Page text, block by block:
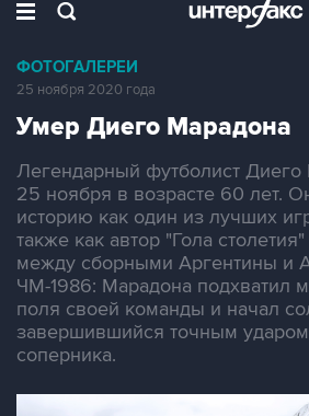
ФОТОГАЛЕРЕИ
25 ноября 2020 года
Умер Диего Марадона
Легендарный футболист
25 ноября в возрасте 60 лет.
историю как один из лучших
также как автор "Гола
между сборными Аргентины и
ЧМ-1986: Марадона подхватил
поля своей команды и начал
завершившийся точным
соперника.